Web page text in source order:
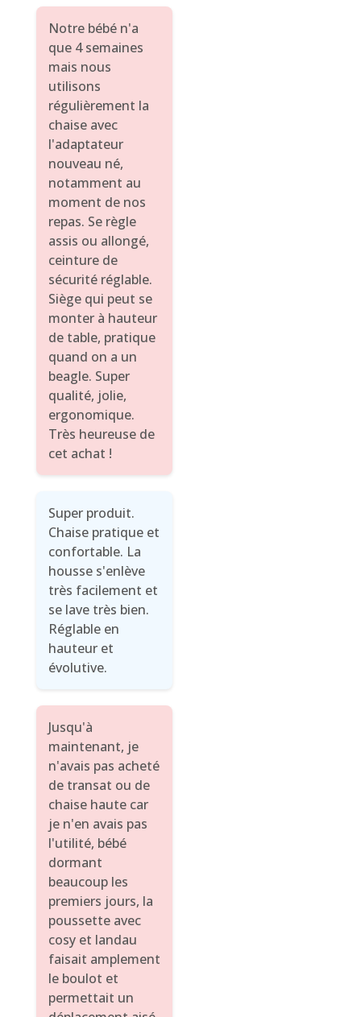
Notre bébé n'a
que 4 semaines
mais nous
utilisons
régulièrement la
chaise avec
l'adaptateur
nouveau né,
notamment au
moment de nos
repas. Se règle
assis ou allongé,
ceinture de
sécurité réglable.
Siège qui peut se
monter à hauteur
de table, pratique
quand on a un
beagle. Super
qualité, jolie,
ergonomique.
Très heureuse de
cet achat !
Super produit.
Chaise pratique et
confortable. La
housse s'enlève
très facilement et
se lave très bien.
Réglable en
hauteur et
évolutive.
Jusqu'à
maintenant, je
n'avais pas acheté
de transat ou de
chaise haute car
je n'en avais pas
l'utilité, bébé
dormant
beaucoup les
premiers jours, la
poussette avec
cosy et landau
faisait amplement
le boulot et
permettait un